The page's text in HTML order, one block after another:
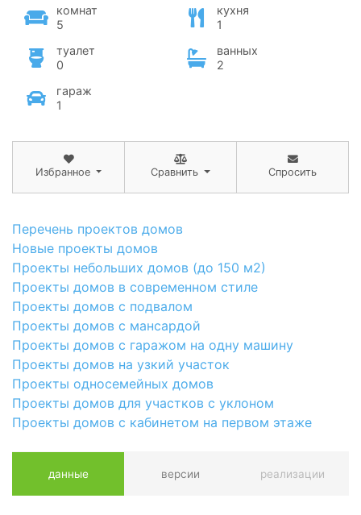
комнат
5
кухня
1
туалет
0
ванных
2
гараж
1
Избранное Сравнить Спросить
Перечень проектов домов
Новые проекты домов
Проекты небольших домов (до 150 м2)
Проекты домов в современном стиле
Проекты домов с подвалом
Проекты домов с мансардой
Проекты домов с гаражом на одну машину
Проекты домов на узкий участок
Проекты односемейных домов
Проекты домов для участков с уклоном
Проекты домов с кабинетом на первом этаже
данные версии реализации